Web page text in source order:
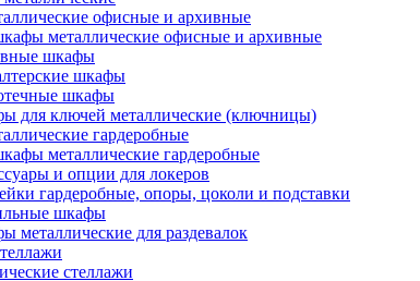
офисные и архивные
металлические офисные и архивные
шкафы
шкафы
шкафы
для ключей металлические (ключницы)
гардеробные
металлические гардеробные
и опции для локеров
гардеробные, опоры, цоколи и подставки
шкафы
металлические для раздевалок
стеллажи